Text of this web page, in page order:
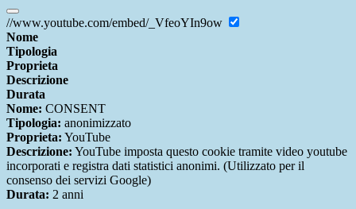
//www.youtube.com/embed/_VfeoYIn9ow
Nome
Tipologia
Proprieta
Descrizione
Durata
Nome: CONSENT
Tipologia: anonimizzato
Proprieta: YouTube
Descrizione: YouTube imposta questo cookie tramite video youtube
incorporati e registra dati statistici anonimi. (Utilizzato per il
consenso dei servizi Google)
Durata: 2 anni